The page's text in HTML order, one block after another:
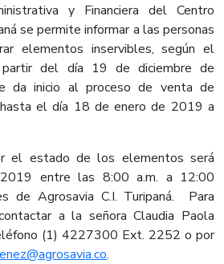
y Financiera del Centro
se permite informar a las personas
elementos inservibles, según el
del día 19 de diciembre de
inicio al proceso de venta de
el día 18 de enero de 2019 a
el estado de los elementos será
entre las 8:00 a.m. a 12:00
de Agrosavia C.I. Turipaná. Para
a la señora Claudia Paola
(1) 4227300 Ext. 2252 o por
.